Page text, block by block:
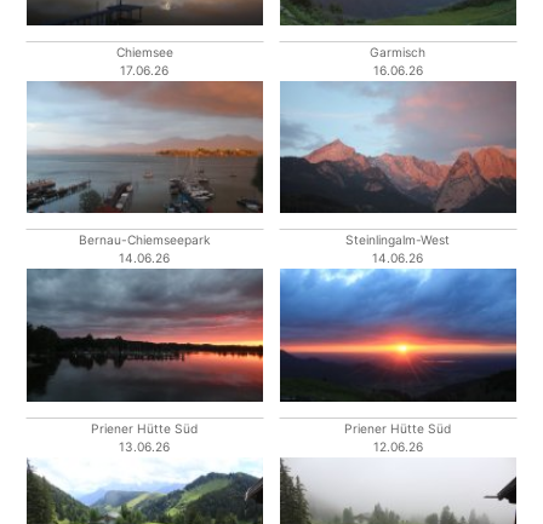
Chiemsee
17.06.26
Garmisch
16.06.26
Bernau-Chiemseepark
14.06.26
Steinlingalm-West
14.06.26
Priener Hütte Süd
13.06.26
Priener Hütte Süd
12.06.26